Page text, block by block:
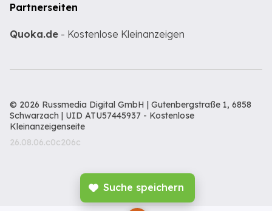
Suche speichern
Partnerseiten
Quoka.de - Kostenlose Kleinanzeigen
© 2026 Russmedia Digital GmbH | Gutenbergstraße 1, 6858
Schwarzach | UID ATU57445937 - Kostenlose
Kleinanzeigenseite
26.08.06.c0c206c